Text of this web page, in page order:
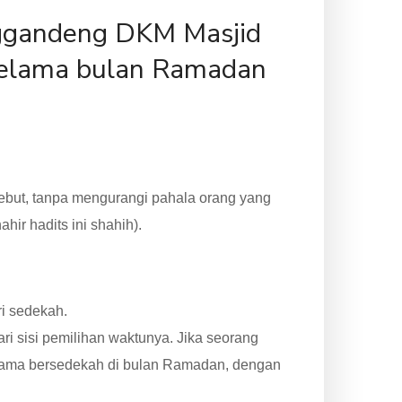
DKM Masjid
bulan Ramadan
tanpa mengurangi pahala orang yang
hadits ini shahih).
sedekah.
sisi pemilihan waktunya. Jika seorang
bersedekah di bulan Ramadan, dengan